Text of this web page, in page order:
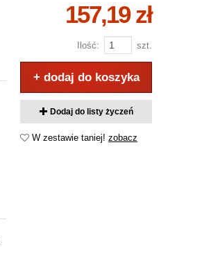
157,19 zł
Ilość: szt.
+ dodaj do koszyka
Dodaj do listy życzeń
W zestawie taniej! zobacz